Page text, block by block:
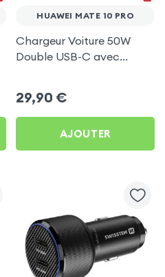
HUAWEI MATE 10 PRO
Chargeur Voiture 50W
Double USB-C avec
29,90 €
AJOUTER